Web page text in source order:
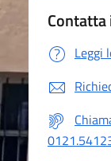
Leggi